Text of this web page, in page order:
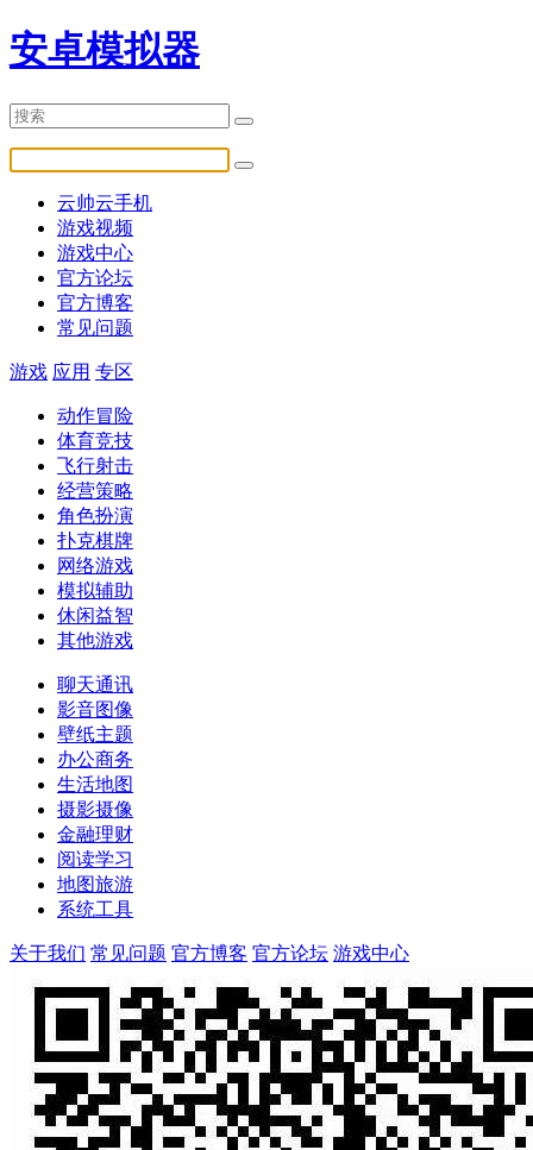
安卓模拟器
云帅云手机
游戏视频
游戏中心
官方论坛
官方博客
常见问题
游戏 应用 专区
动作冒险
体育竞技
飞行射击
经营策略
角色扮演
扑克棋牌
网络游戏
模拟辅助
休闲益智
其他游戏
聊天通讯
影音图像
壁纸主题
办公商务
生活地图
摄影摄像
金融理财
阅读学习
地图旅游
系统工具
关于我们 常见问题 官方博客 官方论坛 游戏中心